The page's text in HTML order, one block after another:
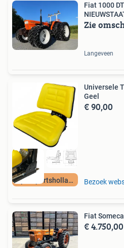
Fiat 1000
Zie
Langeveen
Sparepartsholland
Universele
Geel
€ 90,00
Bezoek
Fiat
€ 4.750,00